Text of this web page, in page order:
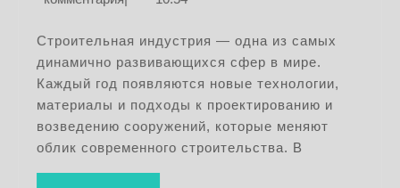
и
конференций:
новейшие
технологии
и
тренды
Строительная индустрия — одна из самых
динамично развивающихся сфер в мире.
Каждый год появляются новые технологии,
материалы и подходы к проектированию и
возведению сооружений, которые меняют
облик современного строительства. В